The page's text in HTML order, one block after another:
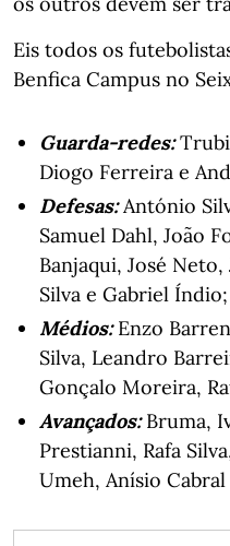
Eis todos os
Benfica Campus no
Guarda-redes:
Diogo Ferreira e
Defesas:António
Samuel Dahl, João
Banjaqui, José
Silva e Gabriel Índio;
Médios:Enzo
Silva, Leandro
Gonçalo Moreira,
Avançados:Bruma,
Prestianni, Rafa
Umeh, Anísio